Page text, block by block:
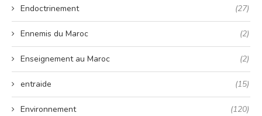
Endoctrinement (27)
Ennemis du Maroc (2)
Enseignement au Maroc (2)
entraide (15)
Environnement (120)